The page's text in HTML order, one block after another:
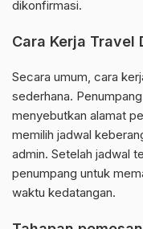
dikonfirmasi.
Cara Kerja Travel
Secara umum, cara
sederhana.
menyebutkan alamat
memilih jadwal
admin. Setelah jadwal
penumpang untuk
waktu kedatangan.